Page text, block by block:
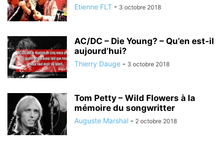
Etienne FLT - 3 octobre 2018
AC/DC – Die Young? – Qu’en est-il
aujourd’hui?
Thierry Dauge - 3 octobre 2018
Tom Petty – Wild Flowers à la
mémoire du songwritter
Auguste Marshal - 2 octobre 2018